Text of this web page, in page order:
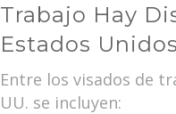
Trabajo Hay
Estados
Entre los visados de
UU. se incluyen: